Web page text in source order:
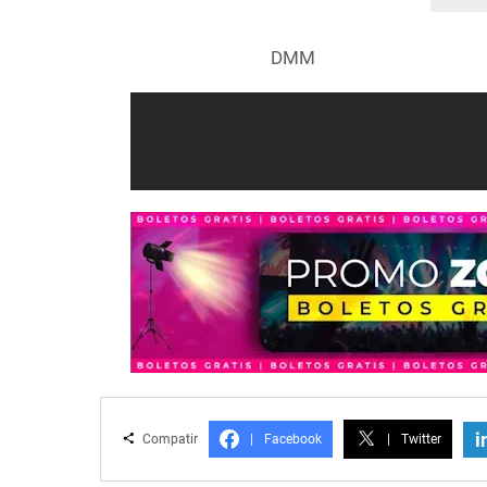
DMM
Compatir Facebook Twitter